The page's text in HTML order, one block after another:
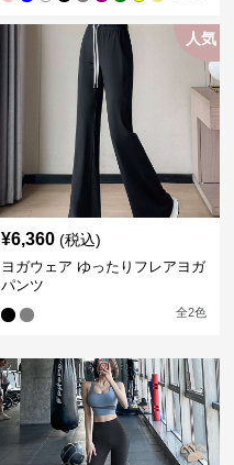
人気
¥6,360 (税込)
ヨガウェア ゆったりフレアヨガ
パンツ
全2色